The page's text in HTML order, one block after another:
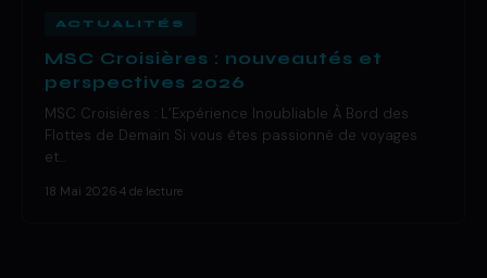
ACTUALITÉS
MSC Croisières : nouveautés et
perspectives 2026
MSC Croisières : L’Expérience Inoubliable À Bord des
Flottes de Demain Si vous êtes passionné de voyages
et…
18 Mai 2026 4 de lecture